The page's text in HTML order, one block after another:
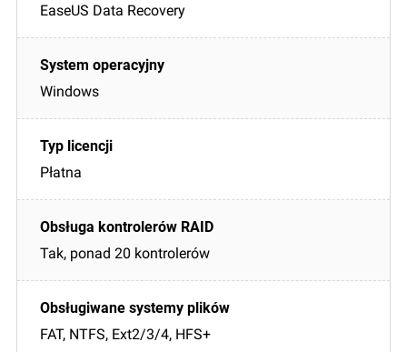
EaseUS Data Recovery
Windows
Płatna
Tak, ponad 20 kontrolerów
FAT, NTFS, Ext2/3/4, HFS+